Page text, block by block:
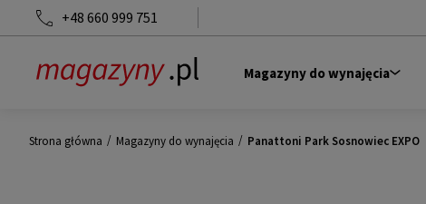
+48 660 999 751
Magazyny do wynajęcia
Strona główna / Magazyny do wynajęcia / Panattoni Park Sosnowiec EXPO